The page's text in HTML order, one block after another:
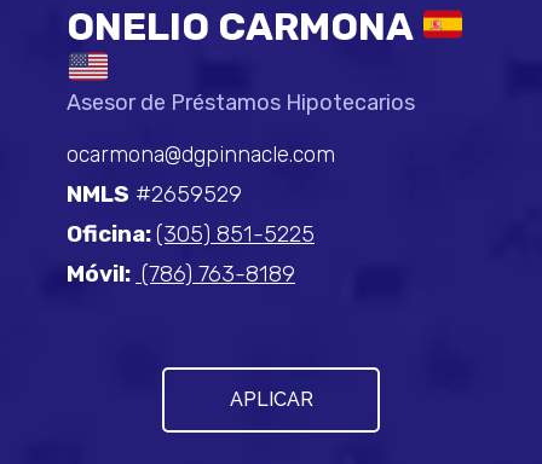
ONELIO CARMONA
Asesor de Préstamos Hipotecarios
ocarmona@dgpinnacle.com
NMLS #2659529
Oficina:(305) 851-5225
Móvil: (786) 763-8189
APLICAR